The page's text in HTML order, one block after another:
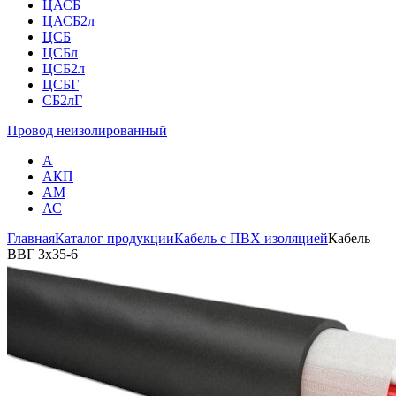
ЦАСБ
ЦАСБ2л
ЦСБ
ЦСБл
ЦСБ2л
ЦСБГ
СБ2лГ
Провод неизолированный
А
АКП
АМ
АС
ГлавнаяКаталог продукцииКабель с ПВХ изоляциейКабель
ВВГ 3х35-6